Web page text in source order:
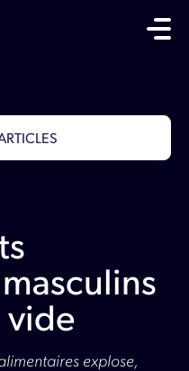
vide
explose,